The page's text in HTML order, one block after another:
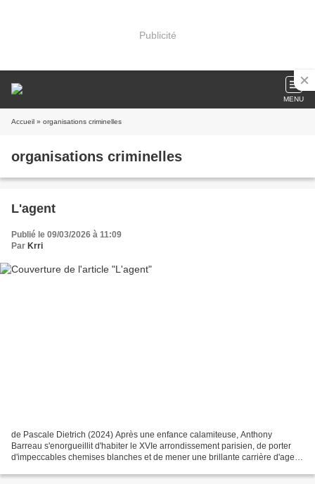
Publicité
MENU
Accueil » organisations criminelles
organisations criminelles
L'agent
Publié le 09/03/2026 à 11:09
Par Krri
de Pascale Dietrich (2024) Après une enfance calamiteuse, Anthony
Barreau s'enorgueillit d'habiter le XVIe arrondissement parisien, de porter
d'impeccables chemises blanches et de mener une brillante carrière d'agent.